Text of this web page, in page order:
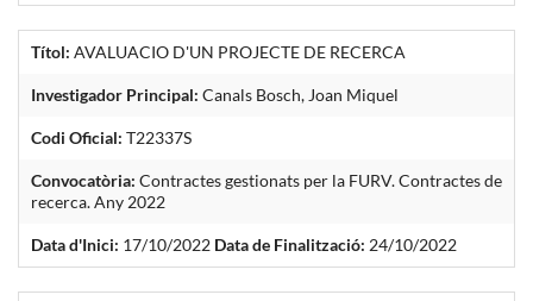
Títol: AVALUACIO D'UN PROJECTE DE RECERCA
Investigador Principal: Canals Bosch, Joan Miquel
Codi Oficial: T22337S
Convocatòria: Contractes gestionats per la FURV. Contractes de
recerca. Any 2022
Data d'Inici: 17/10/2022 Data de Finalització: 24/10/2022